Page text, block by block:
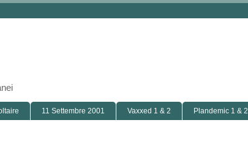
11 Settembre 2001 Vaxxed 1 & 2 Plandemic 1 & 2